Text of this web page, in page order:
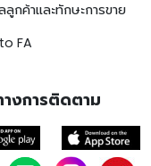
ลูกค้าและทักษะการขาย
FA
งการติดตาม